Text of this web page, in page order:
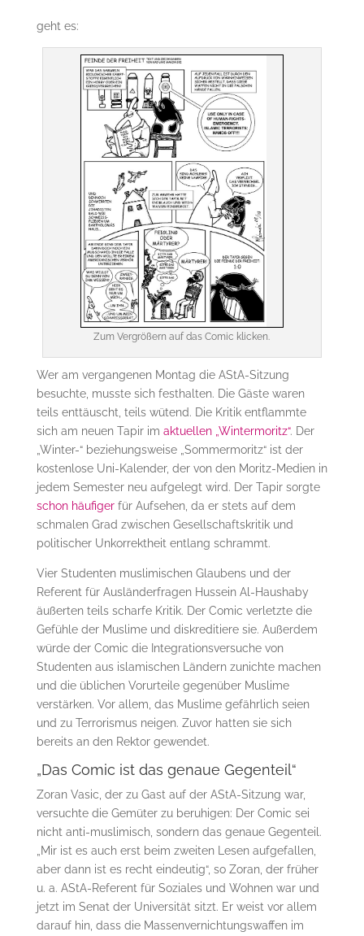
geht es:
Zum Vergrößern auf das Comic klicken.
Wer am vergangenen Montag die AStA-Sitzung
besuchte, musste sich festhalten. Die Gäste waren
teils enttäuscht, teils wütend. Die Kritik entflammte
sich am neuen Tapir im aktuellen „Wintermoritz“. Der
„Winter-“ beziehungsweise „Sommermoritz“ ist der
kostenlose Uni-Kalender, der von den Moritz-Medien in
jedem Semester neu aufgelegt wird. Der Tapir sorgte
schon häufigerfür Aufsehen, da er stets auf dem
schmalen Grad zwischen Gesellschaftskritik und
politischer Unkorrektheit entlang schrammt.
Vier Studenten muslimischen Glaubens und der
Referent für Ausländerfragen Hussein Al-Haushaby
äußerten teils scharfe Kritik. Der Comic verletzte die
Gefühle der Muslime und diskreditiere sie. Außerdem
würde der Comic die Integrationsversuche von
Studenten aus islamischen Ländern zunichte machen
und die üblichen Vorurteile gegenüber Muslime
verstärken. Vor allem, das Muslime gefährlich seien
und zu Terrorismus neigen. Zuvor hatten sie sich
bereits an den Rektor gewendet.
„Das Comic ist das genaue Gegenteil“
Zoran Vasic, der zu Gast auf der AStA-Sitzung war,
versuchte die Gemüter zu beruhigen: Der Comic sei
nicht anti-muslimisch, sondern das genaue Gegenteil.
„Mir ist es auch erst beim zweiten Lesen aufgefallen,
aber dann ist es recht eindeutig“, so Zoran, der früher
u. a. AStA-Referent für Soziales und Wohnen war und
jetzt im Senat der Universität sitzt. Er weist vor allem
darauf hin, dass die Massenvernichtungswaffen im